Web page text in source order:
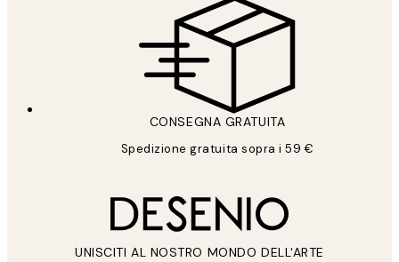
CONSEGNA GRATUITA
Spedizione gratuita sopra i 59 €
UNISCITI AL NOSTRO MONDO DELL'ARTE